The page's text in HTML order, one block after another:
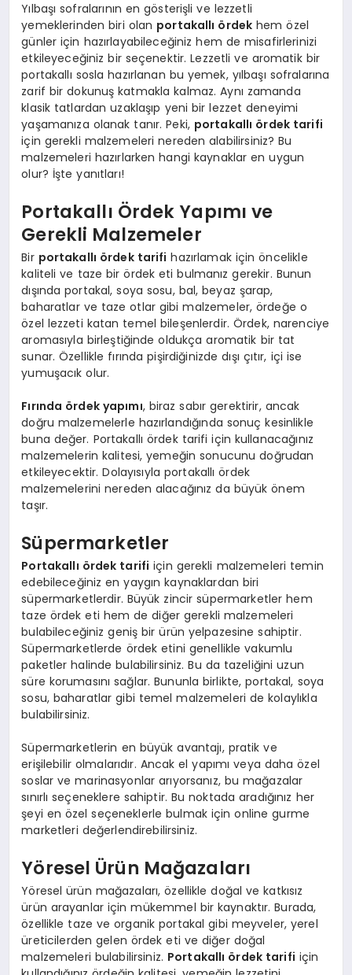
Yılbaşı sofralarının en gösterişli ve lezzetli
yemeklerinden biri olan portakallı ördek hem özel
günler için hazırlayabileceğiniz hem de misafirlerinizi
etkileyeceğiniz bir seçenektir. Lezzetli ve aromatik bir
portakallı sosla hazırlanan bu yemek, yılbaşı sofralarına
zarif bir dokunuş katmakla kalmaz. Aynı zamanda
klasik tatlardan uzaklaşıp yeni bir lezzet deneyimi
yaşamanıza olanak tanır. Peki, portakallı ördek tarifi
için gerekli malzemeleri nereden alabilirsiniz? Bu
malzemeleri hazırlarken hangi kaynaklar en uygun
olur? İşte yanıtları!
Portakallı Ördek Yapımı ve
Gerekli Malzemeler
Bir portakallı ördek tarifi hazırlamak için öncelikle
kaliteli ve taze bir ördek eti bulmanız gerekir. Bunun
dışında portakal, soya sosu, bal, beyaz şarap,
baharatlar ve taze otlar gibi malzemeler, ördeğe o
özel lezzeti katan temel bileşenlerdir. Ördek, narenciye
aromasıyla birleştiğinde oldukça aromatik bir tat
sunar. Özellikle fırında pişirdiğinizde dışı çıtır, içi ise
yumuşacık olur.
Fırında ördek yapımı, biraz sabır gerektirir, ancak
doğru malzemelerle hazırlandığında sonuç kesinlikle
buna değer. Portakallı ördek tarifi için kullanacağınız
malzemelerin kalitesi, yemeğin sonucunu doğrudan
etkileyecektir. Dolayısıyla portakallı ördek
malzemelerini nereden alacağınız da büyük önem
taşır.
Süpermarketler
Portakallı ördek tarifi için gerekli malzemeleri temin
edebileceğiniz en yaygın kaynaklardan biri
süpermarketlerdir. Büyük zincir süpermarketler hem
taze ördek eti hem de diğer gerekli malzemeleri
bulabileceğiniz geniş bir ürün yelpazesine sahiptir.
Süpermarketlerde ördek etini genellikle vakumlu
paketler halinde bulabilirsiniz. Bu da tazeliğini uzun
süre korumasını sağlar. Bununla birlikte, portakal, soya
sosu, baharatlar gibi temel malzemeleri de kolaylıkla
bulabilirsiniz.
Süpermarketlerin en büyük avantajı, pratik ve
erişilebilir olmalarıdır. Ancak el yapımı veya daha özel
soslar ve marinasyonlar arıyorsanız, bu mağazalar
sınırlı seçeneklere sahiptir. Bu noktada aradığınız her
şeyi en özel seçeneklerle bulmak için online gurme
marketleri değerlendirebilirsiniz.
Yöresel Ürün Mağazaları
Yöresel ürün mağazaları, özellikle doğal ve katkısız
ürün arayanlar için mükemmel bir kaynaktır. Burada,
özellikle taze ve organik portakal gibi meyveler, yerel
üreticilerden gelen ördek eti ve diğer doğal
malzemeleri bulabilirsiniz. Portakallı ördek tarifi için